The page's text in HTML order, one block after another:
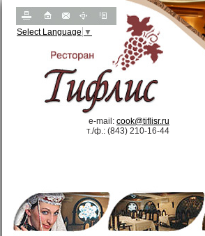
Select Language ▼
e-mail: cook@tiflisr.ru
т./ф.: (843) 210-16-44